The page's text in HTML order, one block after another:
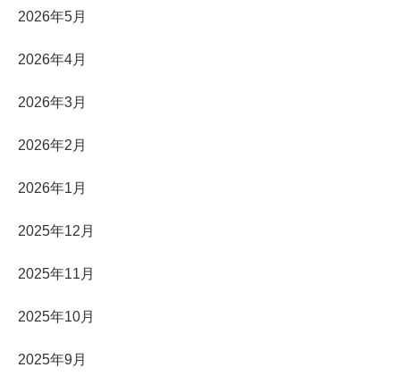
2026年5月
2026年4月
2026年3月
2026年2月
2026年1月
2025年12月
2025年11月
2025年10月
2025年9月